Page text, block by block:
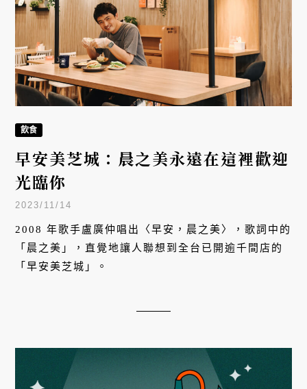
飲食
早安美芝城：晨之美永遠在這裡歡迎
光臨你
2023/11/14
2008 年歌手盧廣仲唱出〈早安，晨之美〉，歌詞中的
「晨之美」，直覺地讓人聯想到全台已開逾千間店的
「早安美芝城」。